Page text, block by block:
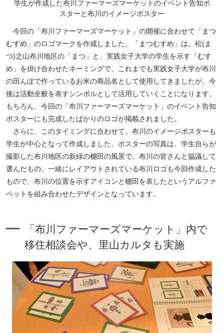
学生が作成した布川ファーマーズマーケットのイベント告知ポ
スターと布川のイメージポスター
今回の「布川ファーマーズマーケット」の開催に合わせて「まつ
むすめ」のロゴマークを作成しました。「まつむすめ」は、松(ま
つ)之山布川地区の「まつ」と、実践女子大学の学生を示す「むす
め」を掛け合わせたネーミングで、これまでも実践女子大学が布川
の田んぼで作っているお米の商品名として使用してきましたが、今
後は活動全般を表すシンボルとして活用していくことになります。
もちろん、今回の「布川ファーマーズマーケット」のイベント告知
ポスターにも完成したばかりのロゴが掲載されました。
さらに、このタイミングに合わせて、布川のイメージポスターも
学生が中心となって作成しました。ポスターの写真は、学生自らが
撮影した布川地区の新緑の棚田の風景で、布川の皆さんと協議して
選んだもの。一緒にレイアウトされている布川ロゴも今回作成した
もので、布川の位置を示すアイコンと棚田を表したというアルファ
ベットを組み合わせたデザインとなっています。
「布川ファーマーズマーケット」内で
移住相談会や、里山カルタも実施